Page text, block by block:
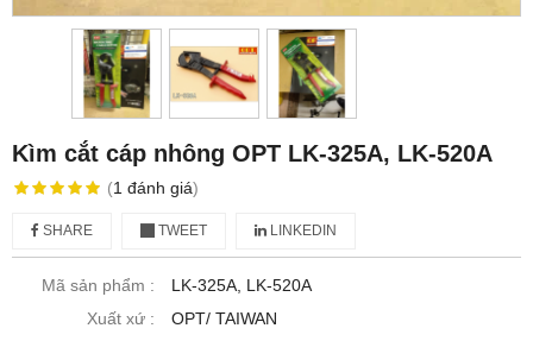
Kìm cắt cáp nhông OPT LK-325A, LK-520A
(1 đánh giá)
SHARE TWEET LINKEDIN
Mã sản phẩm :
LK-325A, LK-520A
Xuất xứ :
OPT/ TAIWAN